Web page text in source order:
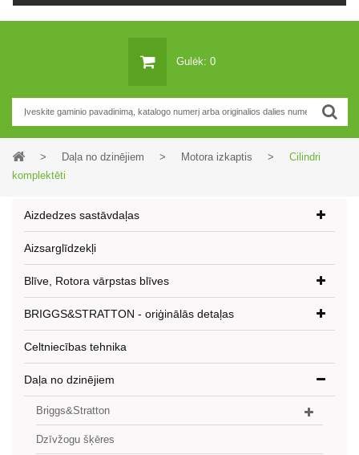
Gulėk: 0
> Daļa no dzinējiem > Motora izkaptis >
Cilindri
komplektēti
Aizdedzes sastāvdaļas
Aizsarglīdzekļi
Blīve, Rotora vārpstas blīves
BRIGGS&STRATTON - oriģinālās detaļas
Celtniecības tehnika
Daļa no dzinējiem
Briggs&Stratton
Dzīvžogu šķēres